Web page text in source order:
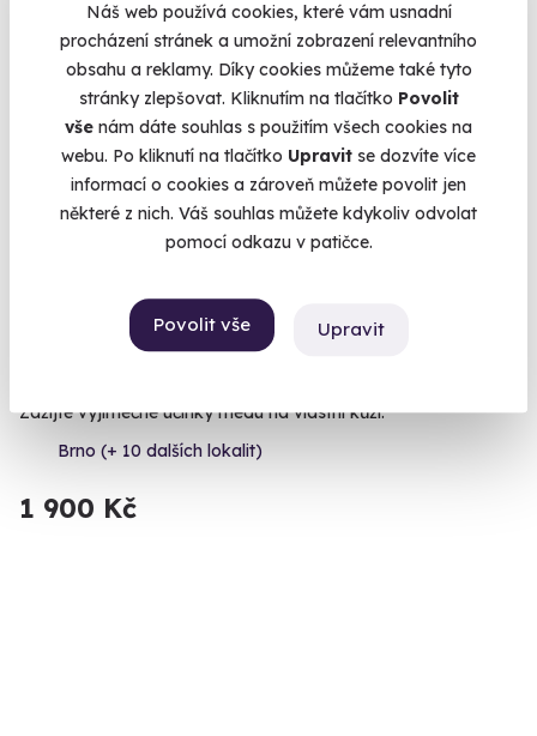
Náš web používá cookies, které vám usnadní
procházení stránek a umožní zobrazení relevantního
obsahu a reklamy. Díky cookies můžeme také tyto
stránky zlepšovat. Kliknutím na tlačítko Povolit
vše nám dáte souhlas s použitím všech cookies na
webu. Po kliknutí na tlačítko Upravit se dozvíte více
informací o cookies a zároveň můžete povolit jen
některé z nich. Váš souhlas můžete kdykoliv odvolat
pomocí odkazu v patičce.
Povolit vše Upravit
2 400 Kč
Zažijte výjimečné účinky medu na vlastní kůži.
Brno (+ 10 dalších lokalit)
1 900 Kč